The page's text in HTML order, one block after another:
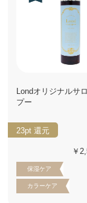
Londオリジナルサ
プー
23pt 還元
￥
保湿ケア
カラーケア